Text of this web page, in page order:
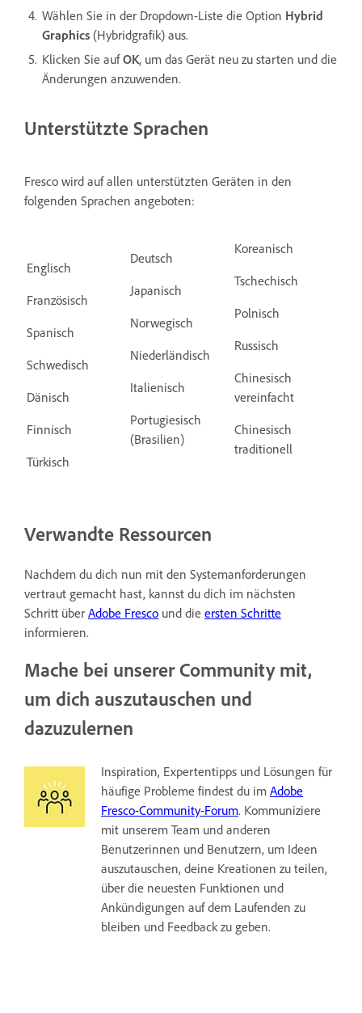
Wählen Sie in der Dropdown-Liste die Option Hybrid
Graphics (Hybridgrafik) aus.
Klicken Sie aufOK, um das Gerät neu zu starten und die
Änderungen anzuwenden.
Unterstützte Sprachen
Fresco wird auf allen unterstützten Geräten in den
folgenden Sprachen angeboten:
Englisch
Französisch
Spanisch
Schwedisch
Dänisch
Finnisch
Türkisch
Deutsch
Japanisch
Norwegisch
Niederländisch
Italienisch
Portugiesisch
(Brasilien)
Koreanisch
Tschechisch
Polnisch
Russisch
Chinesisch
vereinfacht
Chinesisch
traditionell
Verwandte Ressourcen
Nachdem du dich nun mit den Systemanforderungen
vertraut gemacht hast, kannst du dich im nächsten
Schritt über Adobe Fresco und die ersten Schritte
informieren.
Mache bei unserer Community mit,
um dich auszutauschen und
dazuzulernen
Inspiration, Expertentipps und Lösungen für
häufige Probleme findest du im Adobe
Fresco-Community-Forum. Kommuniziere
mit unserem Team und anderen
Benutzerinnen und Benutzern, um Ideen
auszutauschen, deine Kreationen zu teilen,
über die neuesten Funktionen und
Ankündigungen auf dem Laufenden zu
bleiben und Feedback zu geben.